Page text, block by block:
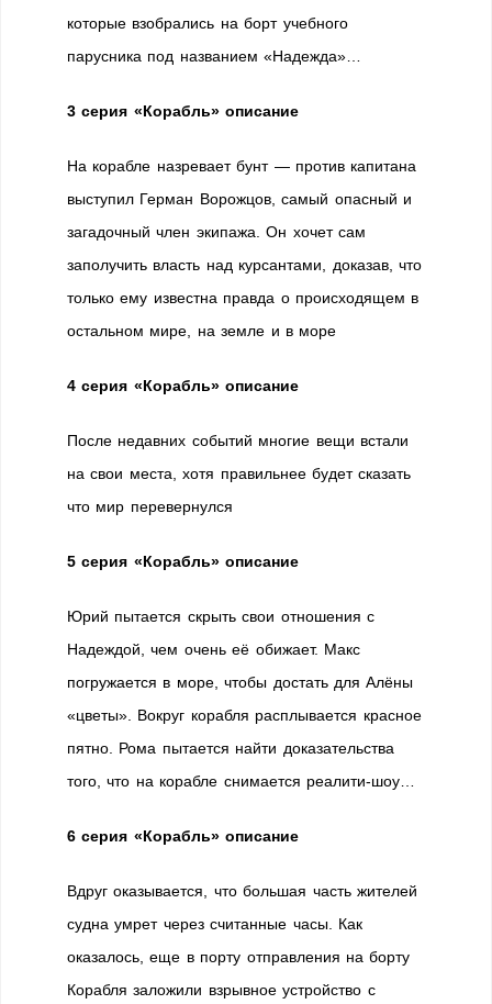
которые взобрались на борт учебного
парусника под названием «Надежда»…
3 серия «Корабль» описание
На корабле назревает бунт — против капитана
выступил Герман Ворожцов, самый опасный и
загадочный член экипажа. Он хочет сам
заполучить власть над курсантами, доказав, что
только ему известна правда о происходящем в
остальном мире, на земле и в море
4 серия «Корабль» описание
После недавних событий многие вещи встали
на свои места, хотя правильнее будет сказать
что мир перевернулся
5 серия «Корабль» описание
Юрий пытается скрыть свои отношения с
Надеждой, чем очень её обижает. Макс
погружается в море, чтобы достать для Алёны
«цветы». Вокруг корабля расплывается красное
пятно. Рома пытается найти доказательства
того, что на корабле снимается реалити-шоу…
6 серия «Корабль» описание
Вдруг оказывается, что большая часть жителей
судна умрет через считанные часы. Как
оказалось, еще в порту отправления на борту
Корабля заложили взрывное устройство с